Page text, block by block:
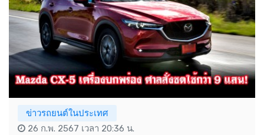
ข่าวรถยนต์ในประเทศ
26 ก.พ. 2567 เวลา 20:36 น.